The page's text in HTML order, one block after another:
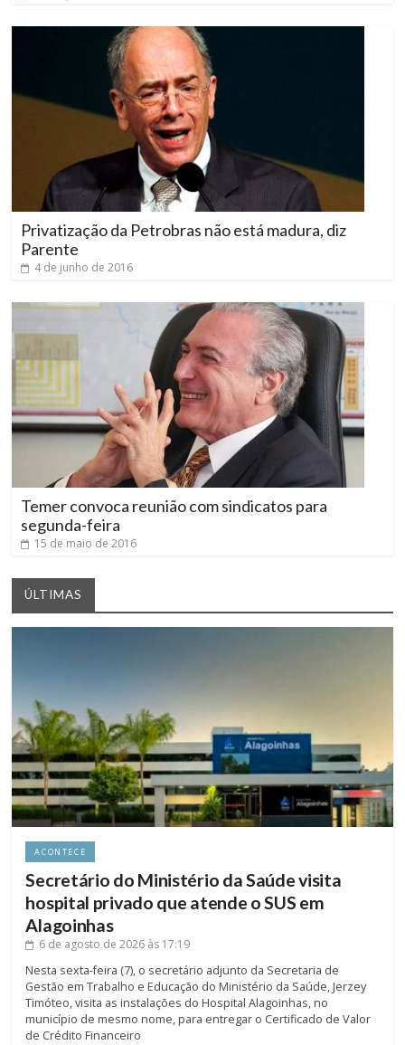
Privatização da Petrobras não está madura, diz
Parente
4 de junho de 2016
Temer convoca reunião com sindicatos para
segunda-feira
15 de maio de 2016
ÚLTIMAS
ACONTECE
Secretário do Ministério da Saúde visita
hospital privado que atende o SUS em
Alagoinhas
6 de agosto de 2026 às 17:19
Nesta sexta-feira (7), o secretário adjunto da Secretaria de
Gestão em Trabalho e Educação do Ministério da Saúde, Jerzey
Timóteo, visita as instalações do Hospital Alagoinhas, no
município de mesmo nome, para entregar o Certificado de Valor
de Crédito Financeiro